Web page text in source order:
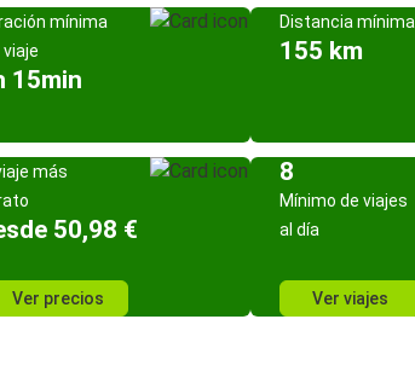
mínima
viaje
15min
Distancia mínima
155 km
más
50,98 €
Ver precios
8
Mínimo de viajes
al día
Ver viajes